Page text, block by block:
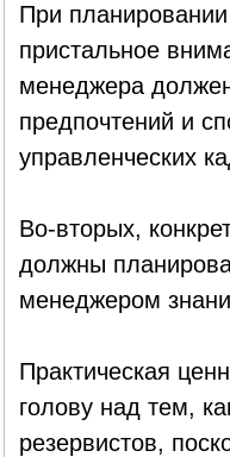
При
пристальное
менеджера
предпочтений и
управленческих
Во-вторых,
должны
менеджером
Практическая
голову над тем,
резервистов,